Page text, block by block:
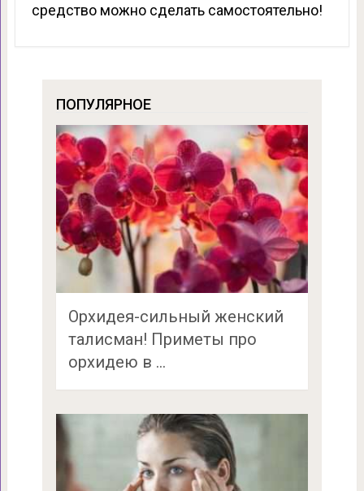
средство можно сделать самостоятельно!
ПОПУЛЯРНОЕ
Орхидея-сильный женский
талисман! Приметы про
орхидею в …